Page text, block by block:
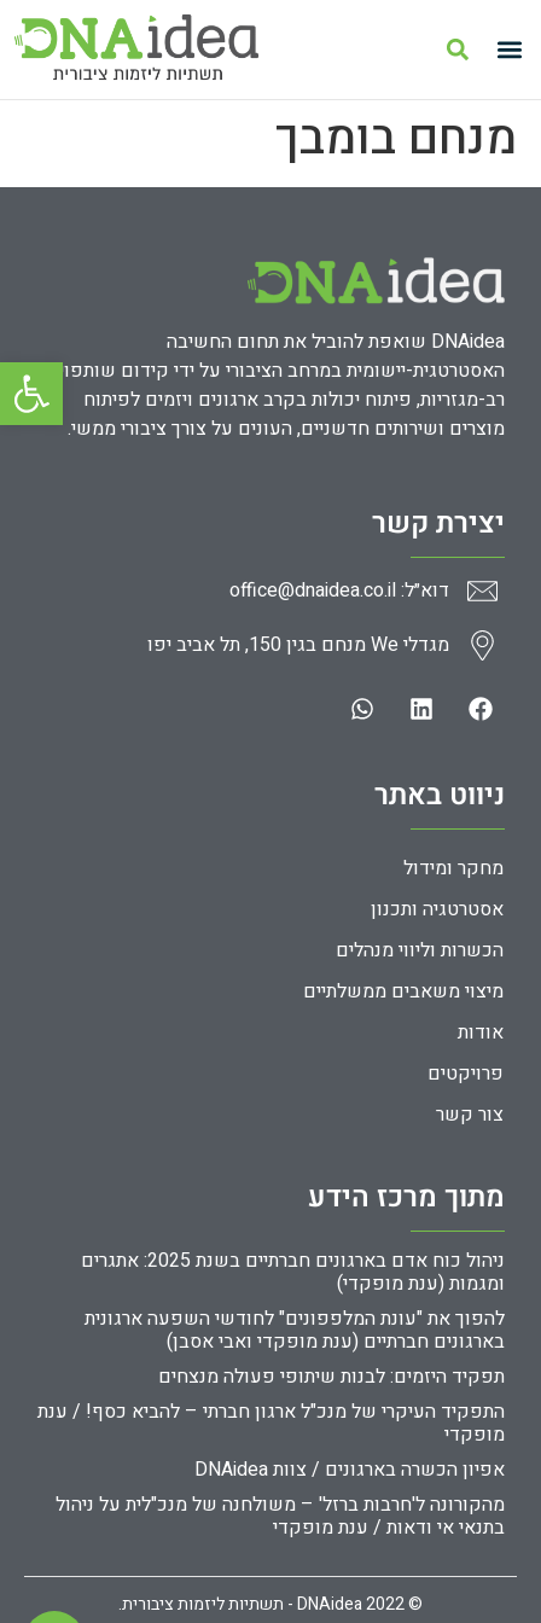
פתח
מנחם בומבך
DNAidea שואפת להוביל את תחום החשיבה
האסטרטגית-יישומית במרחב הציבורי על ידי קידום שותפויות
רב-מגזריות, פיתוח יכולות בקרב ארגונים ויזמים לפיתוח
מוצרים ושירותים חדשניים, העונים על צורך ציבורי ממשי.
ניווט באתר
מחקר ומידול
אסטרטגיה ותכנון
הכשרות וליווי מנהלים
מיצוי משאבים ממשלתיים
אודות
פרויקטים
צור קשר
מתוך מרכז הידע
ניהול כוח אדם בארגונים חברתיים בשנת 2025: אתגרים
ומגמות (ענת מופקדי)
להפוך את "עונת המלפפונים" לחודשי השפעה ארגונית
בארגונים חברתיים (ענת מופקדי ואבי אסבן)
תפקיד היזמים: לבנות שיתופי פעולה מנצחים
התפקיד העיקרי של מנכ"ל ארגון חברתי – להביא כסף! / ענת
מופקדי
אפיון הכשרה בארגונים / צוות DNAidea
מהקורונה ל'חרבות ברזל' – משולחנה של מנכ"לית על ניהול
בתנאי אי ודאות / ענת מופקדי
יצירת קשר
דוא״ל: office@dnaidea.co.il
מגדלי We מנחם בגין 150, תל אביב יפו
© 2022 DNAidea - תשתיות ליזמות ציבורית.